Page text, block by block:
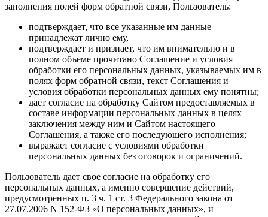
заполнения полей форм обратной связи, Пользователь:
подтверждает, что все указанные им данные
принадлежат лично ему,
подтверждает и признает, что им внимательно и в
полном объеме прочитано Соглашение и условия
обработки его персональных данных, указываемых им в
полях форм обратной связи, текст Соглашения и
условия обработки персональных данных ему понятны;
дает согласие на обработку Сайтом предоставляемых в
составе информации персональных данных в целях
заключения между ним и Сайтом настоящего
Соглашения, а также его последующего исполнения;
выражает согласие с условиями обработки
персональных данных без оговорок и ограничений.
Пользователь дает свое согласие на обработку его
персональных данных, а именно совершение действий,
предусмотренных п. 3 ч. 1 ст. 3 Федерального закона от
27.07.2006 N 152-ФЗ «О персональных данных», и